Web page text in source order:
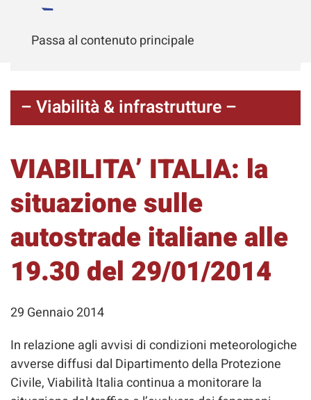
Passa al contenuto principale
– Viabilità & infrastrutture –
VIABILITA’ ITALIA: la
situazione sulle
autostrade italiane alle
19.30 del 29/01/2014
29 Gennaio 2014
In relazione agli avvisi di condizioni meteorologiche
avverse diffusi dal Dipartimento della Protezione
Civile, Viabilità Italia continua a monitorare la